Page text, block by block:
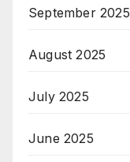
September 2025
August 2025
July 2025
June 2025